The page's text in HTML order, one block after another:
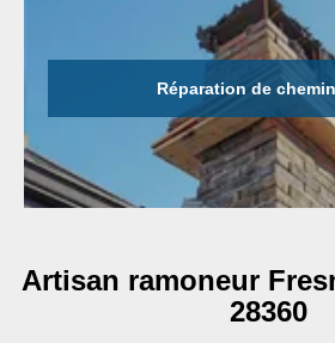
Réparation de
Artisan ramoneur
28360